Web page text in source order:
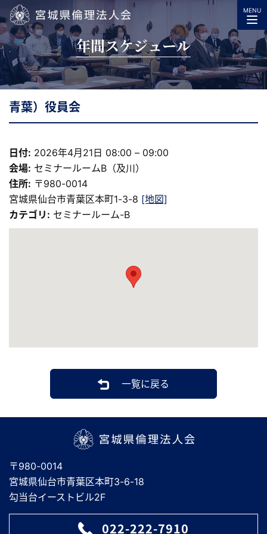
宮城県倫理法人会
MENU
年間スケジュール
青葉）役員会
日付: 2026年4月21日 08:00 – 09:00
会場: セミナールームB（及川）
住所: 〒980-0014
宮城県仙台市青葉区本町1-3-8 [地図]
カテゴリ: セミナールーム-B
一覧に戻る
〒980-0014
宮城県仙台市青葉区本町3-6-18
勾当台イーストビル2F
022-222-7910